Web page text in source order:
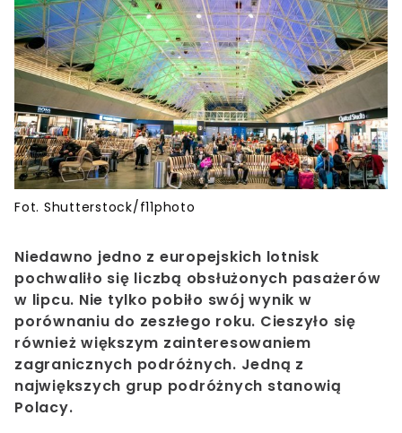
Fot. Shutterstock/f11photo
Niedawno jedno z europejskich lotnisk
pochwaliło się liczbą obsłużonych pasażerów
w lipcu. Nie tylko pobiło swój wynik w
porównaniu do zeszłego roku. Cieszyło się
również większym zainteresowaniem
zagranicznych podróżnych. Jedną z
największych grup podróżnych stanowią
Polacy.